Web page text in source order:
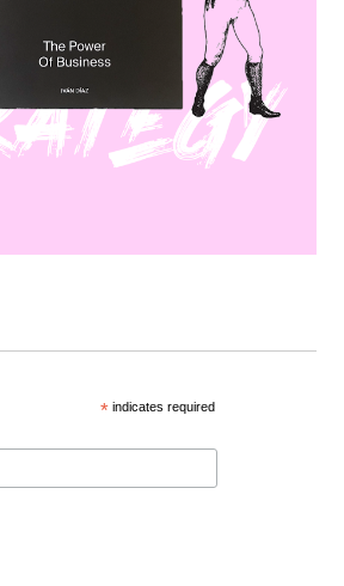
* indicates required